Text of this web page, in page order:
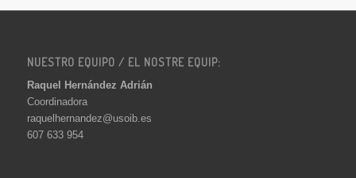
NUESTRO EQUIPO / EL NOSTRE EQUIP:
Raquel Hernández Adrián
Coordinadora
raquelhernandez@usoib.es
607 633 954